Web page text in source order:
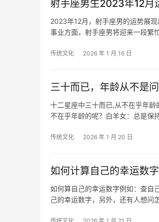
射手座男生2023年12月
2023年12月，射手座男的运势展
事业方面，射手座男将迎来一段繁
传统文化 2026 年 1 月 16 日
三十而已，年龄从不是
十二星座中三十而已,从不在乎年
不在乎年龄的呢？白羊女：总是保
传统文化 2026 年 1 月 20 日
如何计算自己的幸运数
如何算自己的幸运数字例如：查自
己的幸运数字，另外，还有人想问